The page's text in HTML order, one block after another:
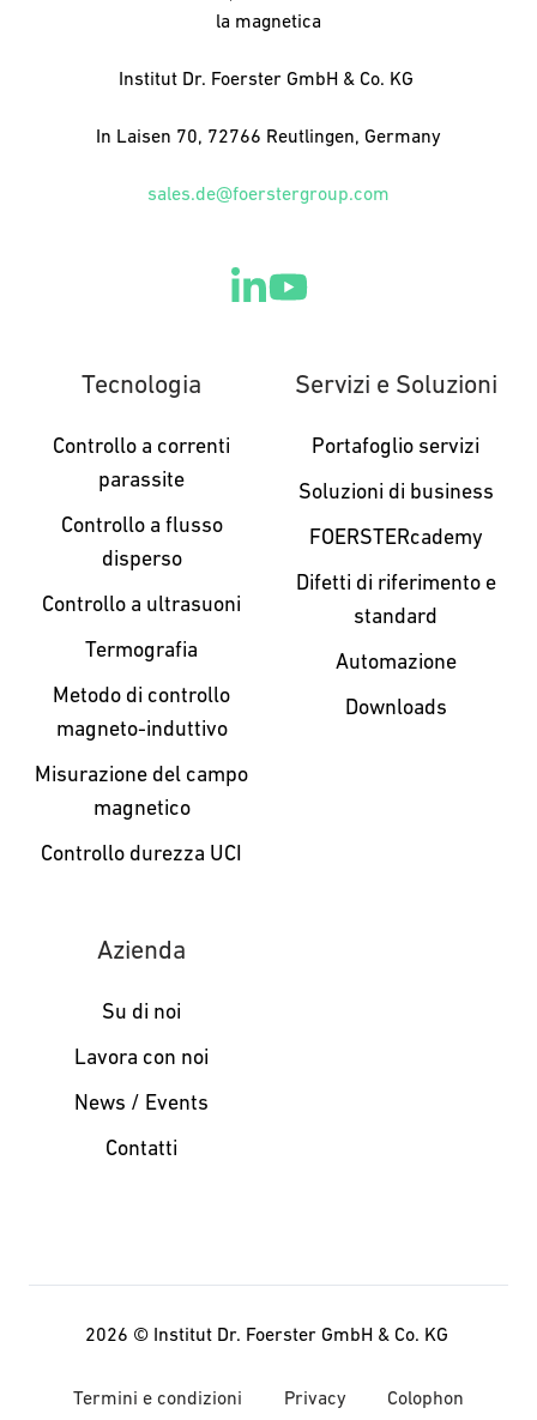
la magnetica
Institut Dr. Foerster GmbH & Co. KG
In Laisen 70, 72766 Reutlingen, Germany
sales.de@foerstergroup.com
Tecnologia
Controllo a correnti
parassite
Controllo a flusso
disperso
Controllo a ultrasuoni
Termografia
Metodo di controllo
magneto-induttivo
Misurazione del campo
magnetico
Controllo durezza UCI
Servizi e Soluzioni
Portafoglio servizi
Soluzioni di business
FOERSTERcademy
Difetti di riferimento e
standard
Automazione
Downloads
Azienda
Su di noi
Lavora con noi
News / Events
Contatti
2026 © Institut Dr. Foerster GmbH & Co. KG
Termini e condizioni Privacy Colophon